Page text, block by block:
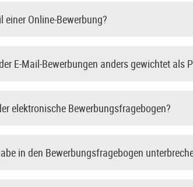
einer Online-Bewerbung?
E-Mail-Bewerbungen anders gewichtet als
elektronische Bewerbungsfragebogen?
in den Bewerbungsfragebogen